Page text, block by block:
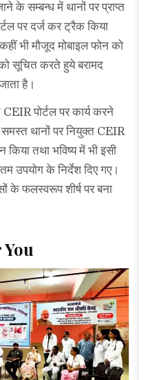
के सम्बन्ध में थानों पर प्राप्त
पर दर्ज कर ट्रैक किया
भी मौजूद मोबाइल फोन को
सूचित करते हुये बरामद
है।
पोर्टल पर कार्य करने
थानों पर नियुक्त CEIR
किया तथा भविष्य में भी इसी
उपयोग के निर्देश दिए गए।
के फलस्वरूप शीर्ष पर बना